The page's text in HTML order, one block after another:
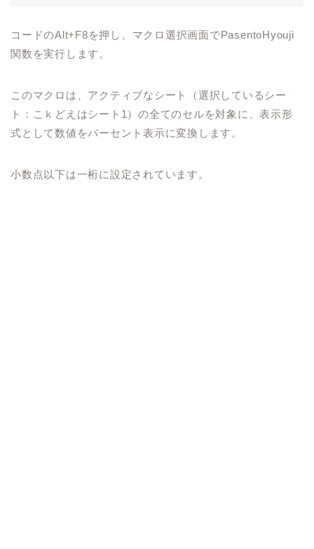
コードのAlt+F8を押し、マクロ選択画面でPasentoHyouji
関数を実行します。
このマクロは、アクティブなシート（選択しているシー
ト：こｋどえはシート1）の全てのセルを対象に、表示形
式として数値をパーセント表示に変換します。
小数点以下は一桁に設定されています。